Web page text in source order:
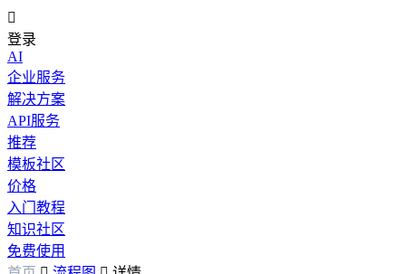

登录
AI
企业服务
解决方案
API服务
推荐
模板社区
价格
入门教程
知识社区
免费使用